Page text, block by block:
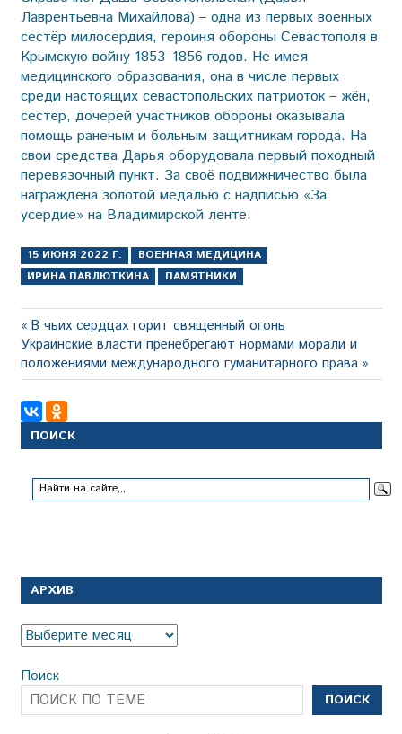
Лаврентьевна Михайлова) – одна из первых военных
сестёр милосердия, героиня обороны Севастополя в
Крымскую войну 1853–1856 годов. Не имея
медицинского образования, она в числе первых
среди настоящих севастопольских патриоток – жён,
сестёр, дочерей участников обороны оказывала
помощь раненым и больным защитникам города. На
свои средства Дарья оборудовала первый походный
перевязочный пункт. За своё подвижничество была
награждена золотой медалью с надписью «За
усердие» на Владимирской ленте.
15 ИЮНЯ 2022 Г.
ВОЕННАЯ МЕДИЦИНА
ИРИНА ПАВЛЮТКИНА
ПАМЯТНИКИ
Навигация
по
записям
Предыдущая
запись:
В чьих сердцах горит священный огонь
Следующая
запись:
Украинские власти пренебрегают нормами морали и
положениями международного гуманитарного права
ПОИСК
АРХИВ
Архив
Поиск
ПОИСК